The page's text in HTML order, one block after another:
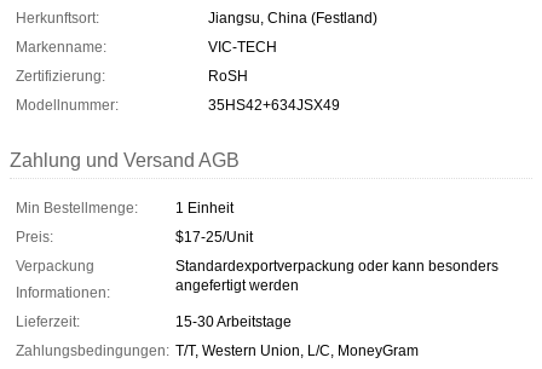
Herkunftsort:
Jiangsu, China (Festland)
Markenname:
VIC-TECH
Zertifizierung:
RoSH
Modellnummer:
35HS42+634JSX49
Zahlung und Versand AGB
Min Bestellmenge:
1 Einheit
Preis:
$17-25/Unit
Verpackung
Informationen:
Standardexportverpackung oder kann besonders
angefertigt werden
Lieferzeit:
15-30 Arbeitstage
Zahlungsbedingungen: T/T, Western Union, L/C, MoneyGram